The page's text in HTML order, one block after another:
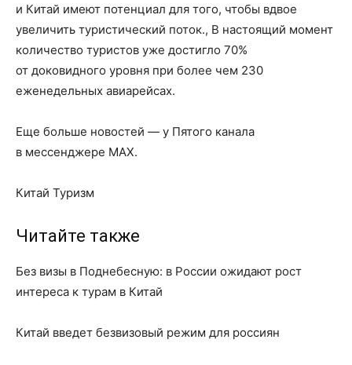
и Китай имеют потенциал для того, чтобы вдвое
увеличить туристический поток., В настоящий момент
количество туристов уже достигло 70%
от доковидного уровня при более чем 230
еженедельных авиарейсах.
Еще больше новостей — у Пятого канала
в мессенджере MAX.
Китай Туризм
Читайте также
Без визы в Поднебесную: в России ожидают рост
интереса к турам в Китай
Китай введет безвизовый режим для россиян